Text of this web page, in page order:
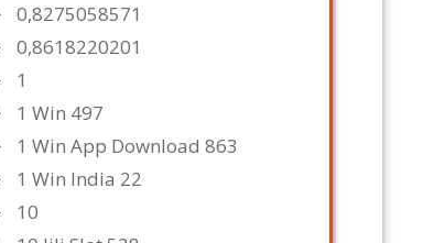
0,8275058571
0,8618220201
1
1 Win 497
1 Win App Download 863
1 Win India 22
10